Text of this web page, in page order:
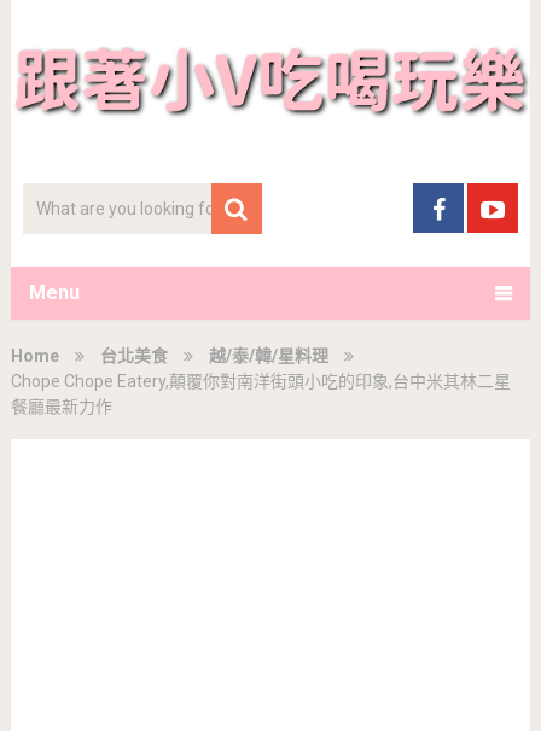
Menu
Home 台北美食
越/泰/韓/星料理
Chope Chope Eatery,顛覆你對南洋街頭小吃的印象,台中米其林二星
餐廳最新力作